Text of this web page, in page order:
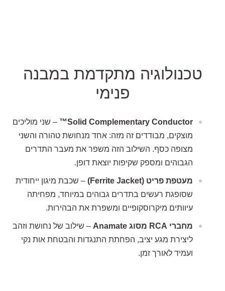
טכנולוגיה מתקדמת במבנה
פנימי
Solid Complementary Conductor™
– שני מוליכים
מוצקים, מבודדים זה מזה: אחד מנחושת טהורה והשני
מצופה כסף. השילוב הזה משפר את מעבר התדרים
הגבוהים ומספק שקיפות יוצאת דופן.
מעטפת פריט (Ferrite Jacket)
– שכבת מיגון ייחודית
שסופגת רעשים בתדרים גבוהים במיוחד, מפחיתה
עיוותים מיקרוסקופיים ומשפרת את הבהירות.
מחברי RCA מסוג Anamate
– שילוב של נחושת וזהב
ליצירת מגע יציב, הפחתת התנגדות והבטחת אות נקי
ועמיד לאורך זמן.